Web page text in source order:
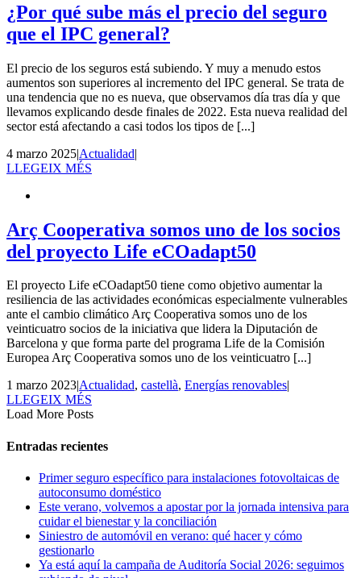
¿Por qué sube más el precio del seguro
que el IPC general?
El precio de los seguros está subiendo. Y muy a menudo estos
aumentos son superiores al incremento del IPC general. Se trata de
una tendencia que no es nueva, que observamos día tras día y que
llevamos explicando desde finales de 2022. Esta nueva realidad del
sector está afectando a casi todos los tipos de [...]
4 marzo 2025|Actualidad|
LLEGEIX MÉS
Arç Cooperativa somos uno de los socios
del proyecto Life eCOadapt50
El proyecto Life eCOadapt50 tiene como objetivo aumentar la
resiliencia de las actividades económicas especialmente vulnerables
ante el cambio climático Arç Cooperativa somos uno de los
veinticuatro socios de la iniciativa que lidera la Diputación de
Barcelona y que forma parte del programa Life de la Comisión
Europea Arç Cooperativa somos uno de los veinticuatro [...]
1 marzo 2023|Actualidad, castellà, Energías renovables|
LLEGEIX MÉS
Load More Posts
Entradas recientes
Primer seguro específico para instalaciones fotovoltaicas de
autoconsumo doméstico
Este verano, volvemos a apostar por la jornada intensiva para
cuidar el bienestar y la conciliación
Siniestro de automóvil en verano: qué hacer y cómo
gestionarlo
Ya está aquí la campaña de Auditoría Social 2026: seguimos